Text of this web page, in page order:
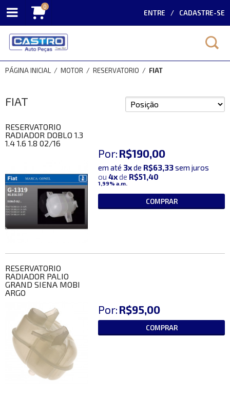
0
ENTRE CADASTRE-SE
PÁGINA INICIAL / MOTOR / RESERVATORIO / FIAT
FIAT
RESERVATORIO
RADIADOR DOBLO 1.3
1.4 1.6 1.8 02/16
Por: R$190,00
em até 3xde R$63,33sem juros
ou 4xde R$51,40
1,99% a.m.
COMPRAR
RESERVATORIO
RADIADOR PALIO
GRAND SIENA MOBI
ARGO
Por: R$95,00
COMPRAR